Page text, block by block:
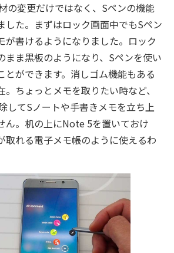
の変更だけではなく、Sペンの機能
した。まずはロック画面中でもSペン
が書けるようになりました。ロック
まま黒板のようになり、Sペンを使い
とができます。消しゴム機能もある
ちょっとメモを取りたい時など、
してSノートや手書きメモを立ち上
ん。机の上にNote 5を置いておけ
取れる電子メモ帳のように使えるわ